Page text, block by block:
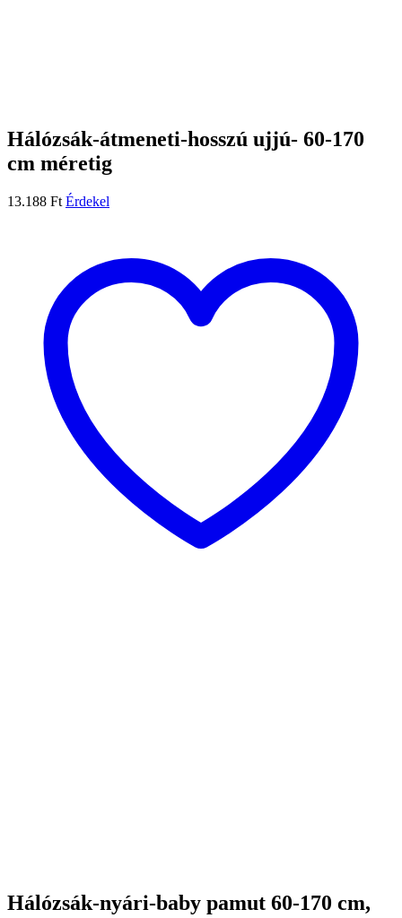
Hálózsák-átmeneti-hosszú ujjú- 60-170
cm méretig
13.188 Ft Érdekel
Hálózsák-nyári-baby pamut 60-170 cm,